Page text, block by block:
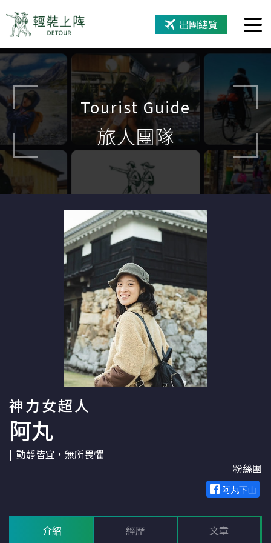
出團總覽
Tourist Guide
旅人團隊
神力女超人
阿丸
動靜皆宜，無所畏懼
粉絲團
阿丸下山
介紹 經歷 文章